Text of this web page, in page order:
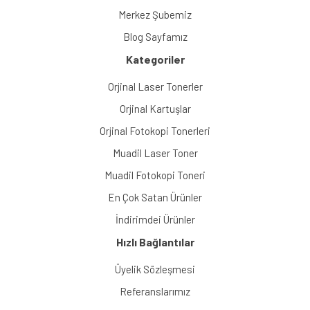
Merkez Şubemiz
Blog Sayfamız
Kategoriler
Orjinal Laser Tonerler
Orjinal Kartuşlar
Orjinal Fotokopi Tonerleri
Muadil Laser Toner
Muadil Fotokopi Toneri
En Çok Satan Ürünler
İndirimdei Ürünler
Hızlı Bağlantılar
Üyelik Sözleşmesi
Referanslarımız